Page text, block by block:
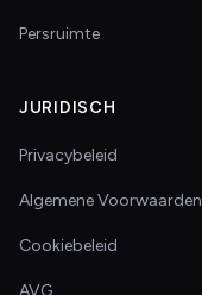
Persruimte
JURIDISCH
Privacybeleid
Algemene Voorwaarden
Cookiebeleid
AVG